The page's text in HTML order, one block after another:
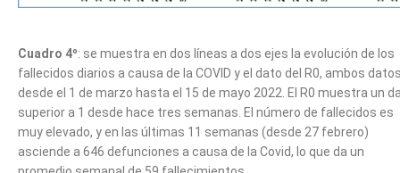
Cuadro 4º: se muestra en dos líneas a dos ejes la evolución de los
fallecidos diarios a causa de la COVID y el dato del R0, ambos
desde el 1 de marzo hasta el 15 de mayo 2022. El R0 muestra un
superior a 1 desde hace tres semanas. El número de fallecidos es
muy elevado, y en las últimas 11 semanas (desde 27 febrero)
asciende a 646 defunciones a causa de la Covid, lo que da un